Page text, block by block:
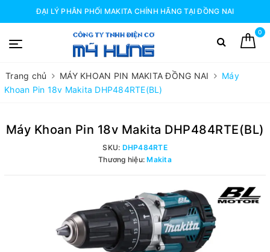
ĐẠI LÝ PHÂN PHỐI MAKITA CHÍNH HÃNG TẠI ĐỒNG NAI
0
Trang chủ MÁY KHOAN PIN MAKITA ĐỒNG NAI
Máy
Khoan Pin 18v Makita DHP484RTE(BL)
Máy Khoan Pin 18v Makita DHP484RTE(BL)
SKU: DHP484RTE
Thương hiệu:Makita